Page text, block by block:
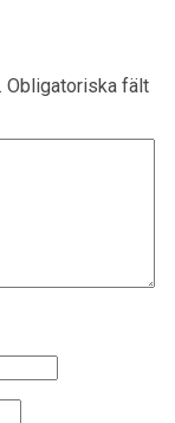
Obligatoriska fält